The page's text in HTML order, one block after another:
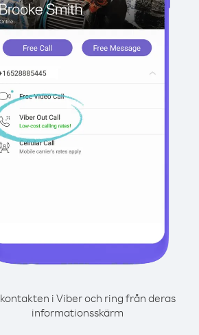
i Viber och ring från deras
informationsskärm